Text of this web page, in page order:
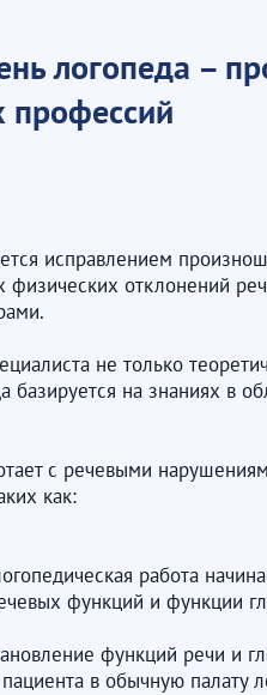
логопеда –
профессий
исправлением
отклонений
не только
на знаниях в
с речевыми
как:
работа
функций и функции
функций речи и
в обычную палату